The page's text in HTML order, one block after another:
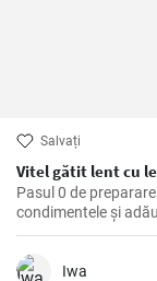
Salvați
Vitel gătit lent cu
Pasul 0 de
condimentele și
moale. Apoi
totul este moale.
clocot. Iwa